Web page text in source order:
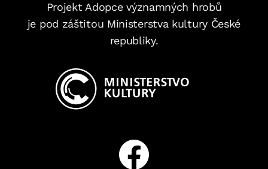
Projekt Adopce významných hrobů
je pod záštitou Ministerstva kultury České
republiky.
Facebook